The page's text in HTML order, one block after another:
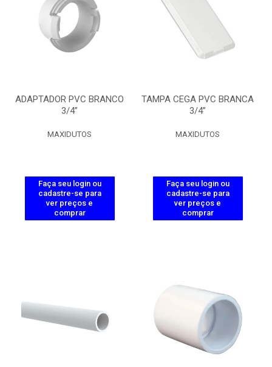
ADAPTADOR PVC BRANCO
3/4”
MAXIDUTOS
Faça seu login ou
cadastre-se para
ver preços e
comprar
TAMPA CEGA PVC BRANCA
3/4”
MAXIDUTOS
Faça seu login ou
cadastre-se para
ver preços e
comprar